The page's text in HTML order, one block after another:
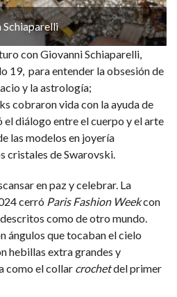
Schiaparelli
con Giovanni Schiaparelli,
19, para entender la obsesión de
y la astrología;
cobraron vida con la ayuda de
diálogo entre el cuerpo y el arte
las modelos en joyería
cristales de Swarovski.
en paz y celebrar. La
cerró Paris Fashion Weekcon
como de otro mundo.
ángulos que tocaban el cielo
hebillas extra grandes y
como el collar crochetdel primer